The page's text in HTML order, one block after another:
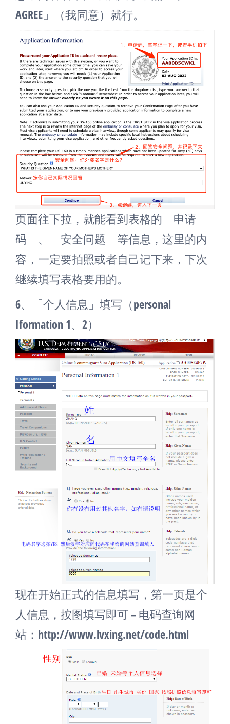
AGREE」
（我同意）就行。
页面往下拉，就能看到表格的「申请
码」、「安全问题」等信息，这里的内
容，一定要拍照或者自己记下来，下次
继续填写表格要用的。
6、「个人信息」填写（personal
Iformation 1、2）
现在开始正式的信息填写，第一页是个
人信息，按图填写即可 – 电码查询网
站：http://www.lvxing.net/code.html